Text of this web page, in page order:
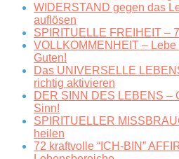
WIDERSTAND gegen das
auflösen
SPIRITUELLE FREIHEIT –
VOLLKOMMENHEIT –
Guten!
Das UNIVERSELLE
richtig aktivieren
DER SINN DES LEBENS –
Sinn!
SPIRITUELLER
heilen
72 kraftvolle “ICH-BIN”